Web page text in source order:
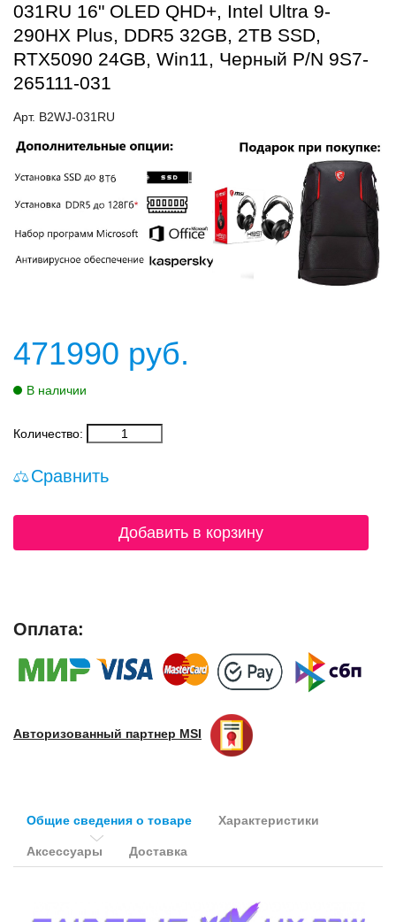
031RU 16" OLED QHD+, Intel Ultra 9-
290HX Plus, DDR5 32GB, 2TB SSD,
RTX5090 24GB, Win11, Черный P/N 9S7-
265111-031
Арт. B2WJ-031RU
471990 руб.
В наличии
Количество:
Сравнить
Добавить в корзину
Оплата:
Авторизованный партнер MSI
Общие сведения о товаре Характеристики
Аксессуары Доставка